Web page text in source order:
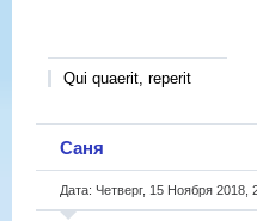
Qui quaerit, reperit
Саня
Дата: Четверг, 15 Ноября